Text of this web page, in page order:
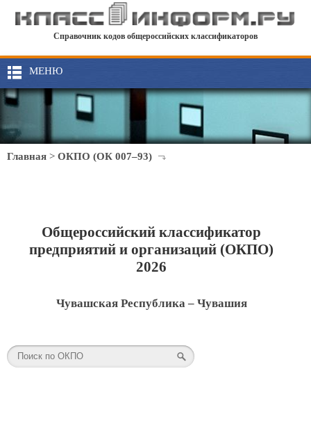
Справочник кодов общероссийских классификаторов
МЕНЮ
Главная > ОКПО (ОК 007–93)
Общероссийский классификатор
предприятий и организаций (ОКПО)
2026
Чувашская Республика – Чувашия